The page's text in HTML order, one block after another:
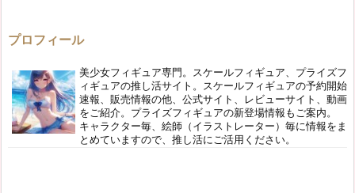
プロフィール
美少女フィギュア専門。スケールフィギュア、プライズフ
ィギュアの推し活サイト。スケールフィギュアの予約開始
速報、販売情報の他、公式サイト、レビューサイト、動画
をご紹介。プライズフィギュアの新登場情報もご案内。
キャラクター毎、絵師（イラストレーター）毎に情報をま
とめていますので、推し活にご活用ください。